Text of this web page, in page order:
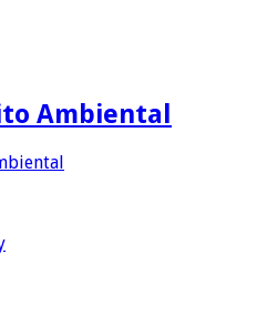
Ambiental